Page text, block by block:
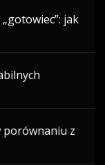
jak
porównaniu z